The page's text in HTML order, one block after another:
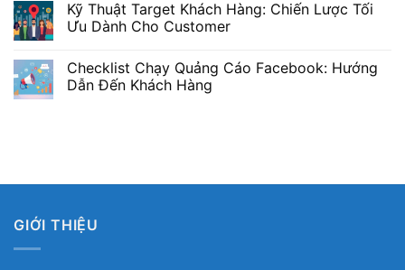
Kỹ Thuật Target Khách Hàng: Chiến Lược Tối
Ưu Dành Cho Customer
Checklist Chạy Quảng Cáo Facebook: Hướng
Dẫn Đến Khách Hàng
GIỚI THIỆU